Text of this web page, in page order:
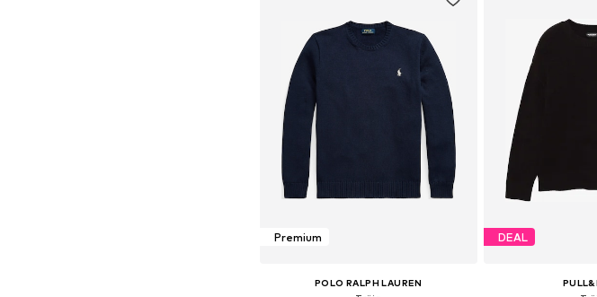
Premium
POLO RALPH LAUREN
DEAL